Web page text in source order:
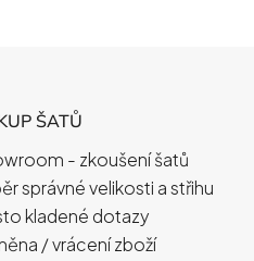
ŠATŮ
- zkoušení šatů
správné velikosti a střihu
kladené dotazy
/ vrácení zboží